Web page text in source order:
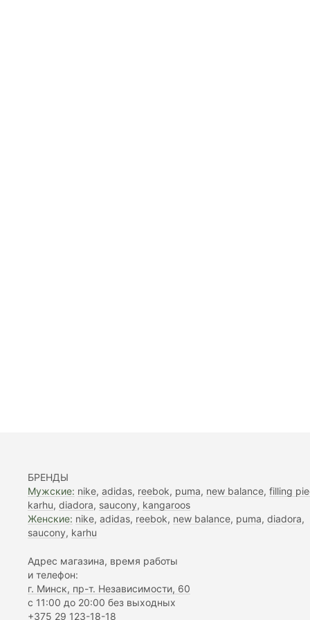
БРЕНДЫ
Мужские: nike, adidas, reebok, puma, new balance, filling
karhu, diadora, saucony, kangaroos
Женские: nike, adidas, reebok, new balance, puma, diadora,
saucony, karhu
Адрес магазина, время работы
и телефон:
г. Минск, пр-т. Независимости, 60
с 11:00 до 20:00 без выходных
+375 29 123-18-18